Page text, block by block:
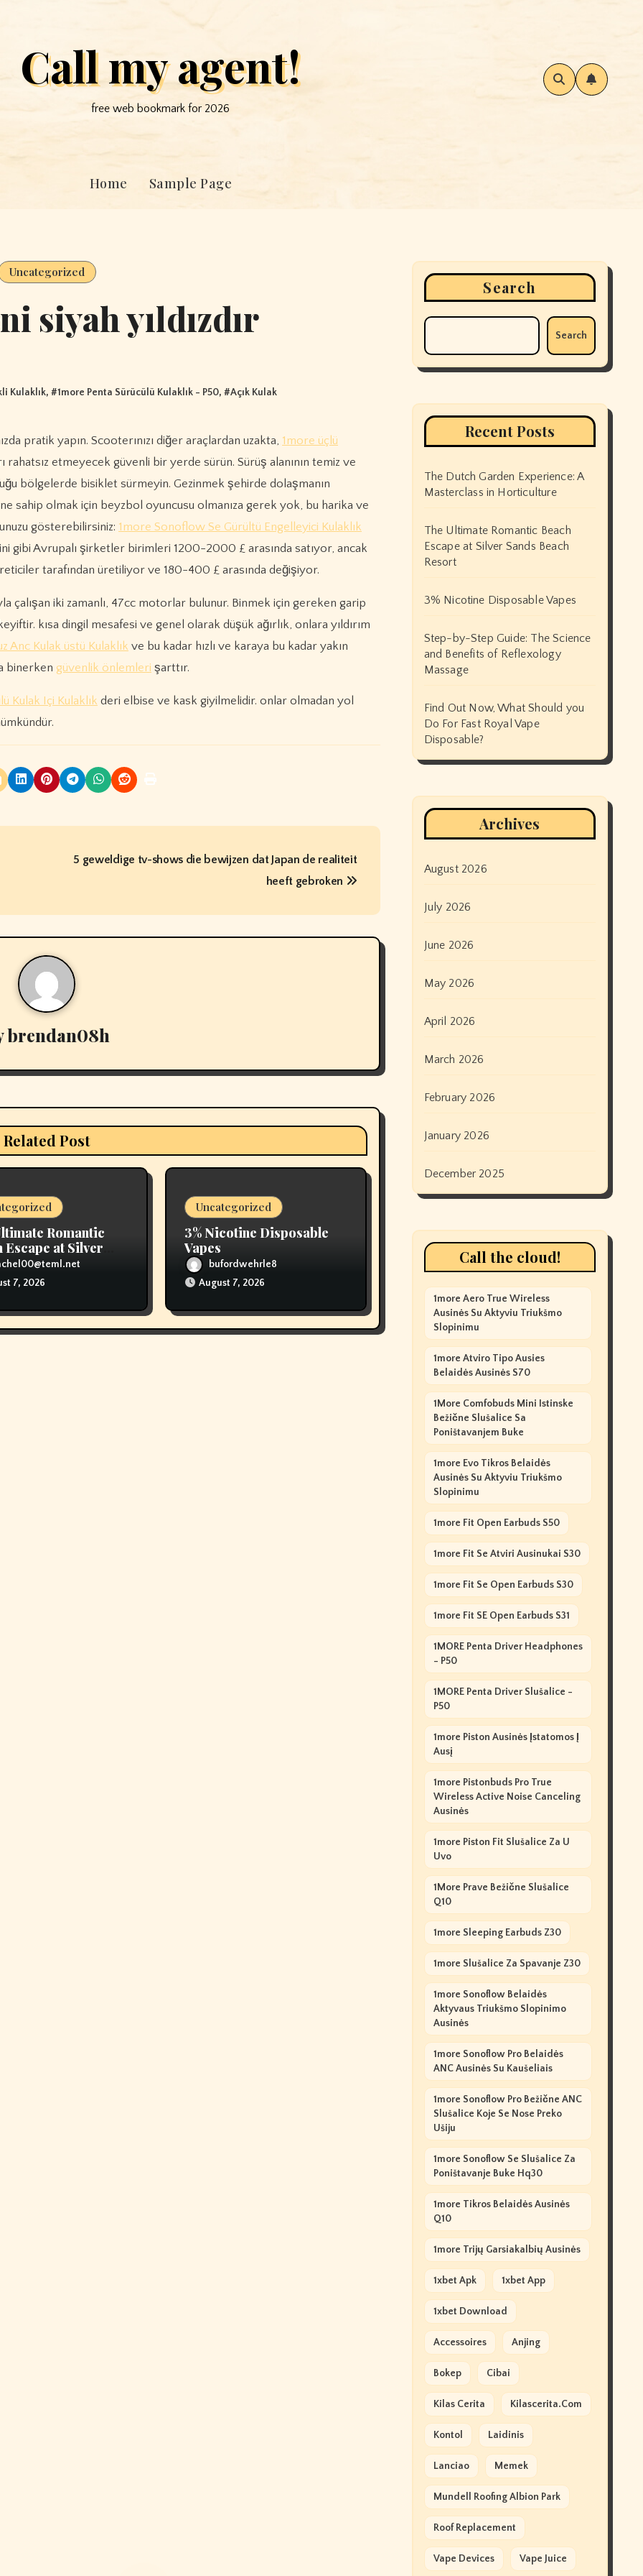
Call my agent!
free web bookmark for 2026
Home Sample Page
Uncategorized
siyah yıldızdır
Kulaklık, #1more Penta Sürücülü Kulaklık - P50, #Açık Kulak
pratik yapın. Scooterınızı diğer araçlardan uzakta, 1more üçlü
rahatsız etmeyecek güvenli bir yerde sürün. Sürüş alanının temiz ve
bölgelerde bisiklet sürmeyin. Gezinmek şehirde dolaşmanın
sahip olmak için beyzbol oyuncusu olmanıza gerek yok, bu harika ve
gösterebilirsiniz: 1more Sonoflow Se Gürültü Engelleyici Kulaklık
gibi Avrupalı ​​şirketler birimleri 1200-2000 £ arasında satıyor, ancak
tarafından üretiliyor ve 180-400 £ arasında değişiyor.
çalışan iki zamanlı, 47cc motorlar bulunur. Binmek için gereken garip
kısa dingil mesafesi ve genel olarak düşük ağırlık, onlara yıldırım
Anc Kulak üstü Kulaklık ve bu kadar hızlı ve karaya bu kadar yakın
binerken güvenlik önlemleri şarttır.
Kulak Içi Kulaklık deri elbise ve kask giyilmelidir. onlar olmadan yol
5 geweldige tv-shows die bewijzen dat Japan de realiteit
heeft gebroken
brendan08h
Related Post
Romantic
Escape at Silver
Beach Resort
7, 2026
Uncategorized
3% Nicotine Disposable
Vapes
bufordwehrle8
August 7, 2026
Search
Search
Recent Posts
The Dutch Garden Experience: A
Masterclass in Horticulture
The Ultimate Romantic Beach
Escape at Silver Sands Beach
Resort
3% Nicotine Disposable Vapes
Step-by-Step Guide: The Science
and Benefits of Reflexology
Massage
Find Out Now, What Should you
Do For Fast Royal Vape
Disposable?
Archives
August 2026
July 2026
June 2026
May 2026
April 2026
March 2026
February 2026
January 2026
December 2025
Call the cloud!
1more Aero True Wireless
Ausinės Su Aktyviu Triukšmo
Slopinimu
1more Atviro Tipo Ausies
Belaidės Ausinės S70
1More Comfobuds Mini Istinske
Bežične Slušalice Sa
Poništavanjem Buke
1more Evo Tikros Belaidės
Ausinės Su Aktyviu Triukšmo
Slopinimu
1more Fit Open Earbuds S50
1more Fit Se Atviri Ausinukai S30
1more Fit Se Open Earbuds S30
1more Fit SE Open Earbuds S31
1MORE Penta Driver Headphones
- P50
1MORE Penta Driver Slušalice -
P50
1more Piston Ausinės Įstatomos Į
Ausį
1more Pistonbuds Pro True
Wireless Active Noise Canceling
Ausinės
1more Piston Fit Slušalice Za U
Uvo
1More Prave Bežične Slušalice
Q10
1more Sleeping Earbuds Z30
1more Slušalice Za Spavanje Z30
1more Sonoflow Belaidės
Aktyvaus Triukšmo Slopinimo
Ausinės
1more Sonoflow Pro Belaidės
ANC Ausinės Su Kaušeliais
1more Sonoflow Pro Bežične ANC
Slušalice Koje Se Nose Preko
Ušiju
1more Sonoflow Se Slušalice Za
Poništavanje Buke Hq30
1more Tikros Belaidės Ausinės
Q10
1more Trijų Garsiakalbių Ausinės
1xbet Apk 1xbet App
1xbet Download
Accessoires Anjing
Bokep Cibai
Kilas Cerita Kilascerita.com
Kontol Laidinis
Lanciao Memek
Mundell Roofing Albion Park
Roof Replacement
Vape Devices Vape Juice